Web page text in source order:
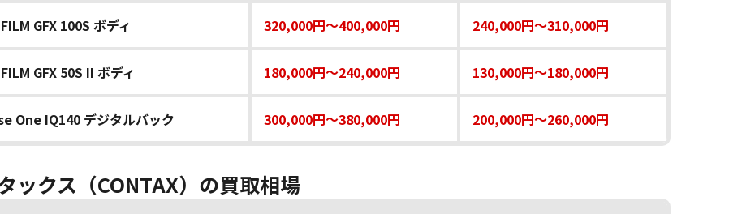
GFX 100S ボディ 320,000円～400,000円 240,000円～310,000円
GFX 50S II ボディ 180,000円～240,000円 130,000円～180,000円
One IQ140 デジタルバック 300,000円～380,000円 200,000円～260,000円
ックス（CONTAX）の買取相場